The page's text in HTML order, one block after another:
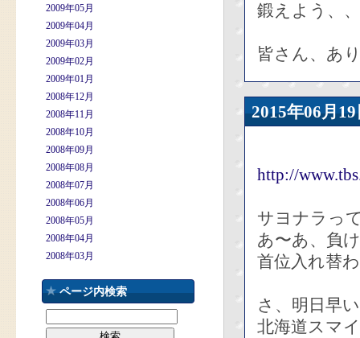
2009年05月
2009年04月
2009年03月
2009年02月
2009年01月
2008年12月
2008年11月
2008年10月
2008年09月
2008年08月
2008年07月
2008年06月
2008年05月
2008年04月
2008年03月
ページ内検索
鍛えよう、
皆さん、あ
2015年06
http://
サヨナラっ
あ〜あ、負
首位入れ替
さ、明日早
北海道スマ